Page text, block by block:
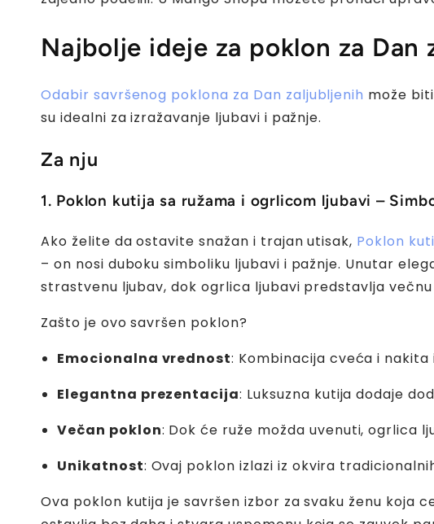
Najbolje ideje za poklon za
Odabir savršenog poklona za Dan zaljubljenih može
su idealni za izražavanje ljubavi i pažnje.
Za nju
1. Poklon kutija sa ružama i ogrlicom ljubavi –
Ako želite da ostavite snažan i trajan utisak, Poklon
– on nosi duboku simboliku ljubavi i pažnje. Unutar
strastvenu ljubav, dok ogrlica ljubavi predstavlja
Zašto je ovo savršen poklon?
Emocionalna vrednost: Kombinacija cveća i
Elegantna prezentacija: Luksuzna kutija dodaje
Večan poklon: Dok će ruže možda uvenuti, ogrlica
Unikatnost: Ovaj poklon izlazi iz okvira
Ova poklon kutija je savršen izbor za svaku ženu koja